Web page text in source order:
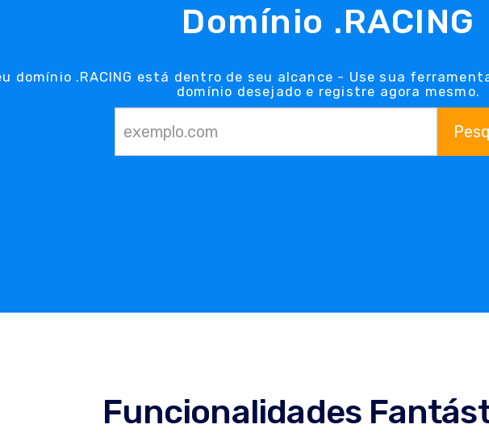
Domínio .RACING
domínio .RACING está dentro de seu alcance - Use sua
domínio desejado e registre agora mesmo.
Funcionalidades